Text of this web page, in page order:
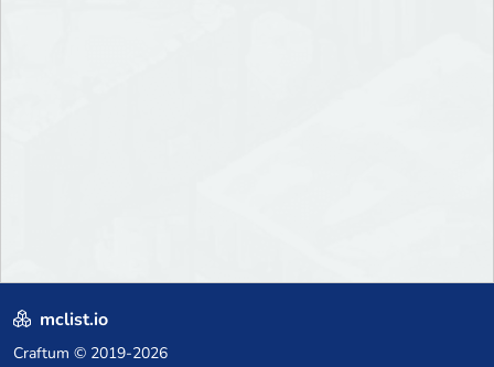
mclist.io
Craftum © 2019-2026